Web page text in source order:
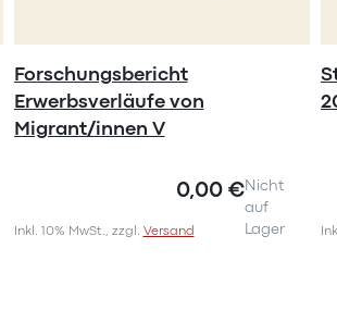
Forschungsbericht
Erwerbsverläufe von
Migrant/innen V
0,00 €
Inkl. 10% MwSt., zzgl. Versand
Nicht
auf
Lager